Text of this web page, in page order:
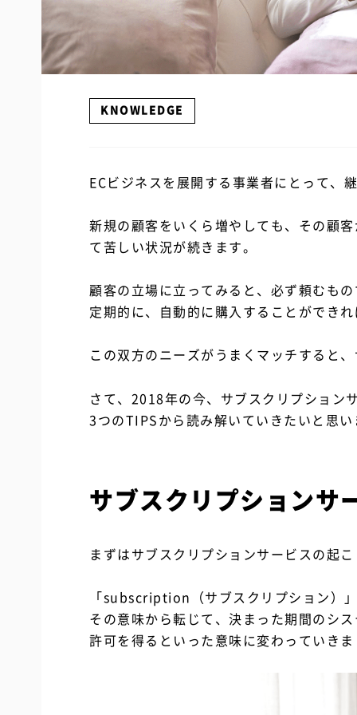
KNOWLEDGE
ECビジネスを展開する事業者にとって、
新規の顧客をいくら増やしても、その顧
て苦しい状況が続きます。
顧客の立場に立ってみると、必ず頼むも
定期的に、自動的に購入することができ
この双方のニーズがうまくマッチすると
さて、2018年の今、サブスクリプション
3つのTIPSから読み解いていきたいと思
サブスクリプションサ
まずはサブスクリプションサービスの起
「subscription（サブスクリプション）
その意味から転じて、決まった期間のシ
許可を得るといった意味に変わっていき